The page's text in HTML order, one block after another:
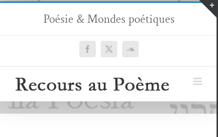
Passer
contenu
Poésie & Mondes poétiques
Facebook
X SoundCloud